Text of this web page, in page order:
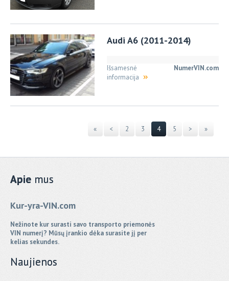
Audi A6 (2011-2014)
NumerVIN.com
Išsamesnė
informacija
« < 2 3 4 5 > »
Apie mus
Kur-yra-VIN.com
Nežinote kur surasti savo transporto priemonės
VIN numerį? Mūsų įrankio dėka surasite jį per
kelias sekundes.
Naujienos